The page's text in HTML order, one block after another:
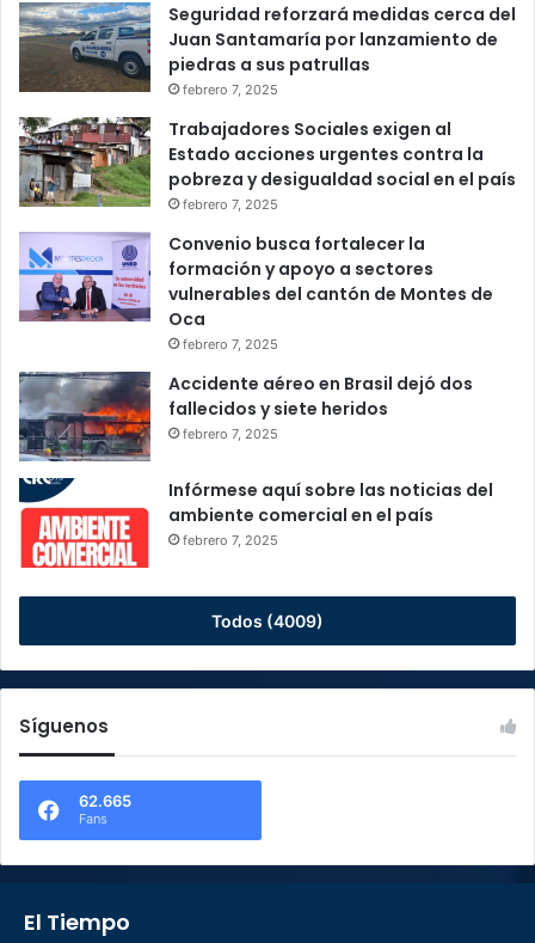
Seguridad reforzará medidas cerca del
Juan Santamaría por lanzamiento de
piedras a sus patrullas
febrero 7, 2025
Trabajadores Sociales exigen al
Estado acciones urgentes contra la
pobreza y desigualdad social en el país
febrero 7, 2025
Convenio busca fortalecer la
formación y apoyo a sectores
vulnerables del cantón de Montes de
Oca
febrero 7, 2025
Accidente aéreo en Brasil dejó dos
fallecidos y siete heridos
febrero 7, 2025
Infórmese aquí sobre las noticias del
ambiente comercial en el país
febrero 7, 2025
Todos (4009)
Síguenos
62.665
Fans
El Tiempo